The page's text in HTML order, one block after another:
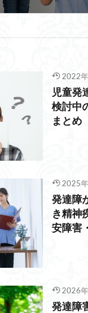
2022
児童発
検討中
まとめ
2025
発達障
き精神
安障害
2026
発達障